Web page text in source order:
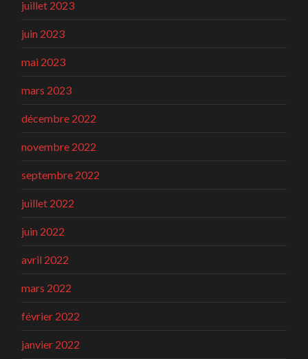
juillet 2023
juin 2023
mai 2023
mars 2023
décembre 2022
novembre 2022
septembre 2022
juillet 2022
juin 2022
avril 2022
mars 2022
février 2022
janvier 2022